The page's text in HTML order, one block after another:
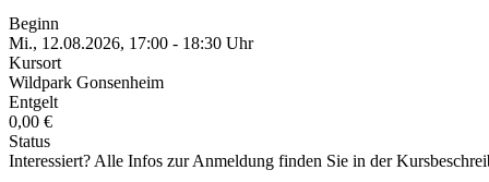
Beginn
Mi., 12.08.2026, 17:00 - 18:30 Uhr
Kursort
Wildpark Gonsenheim
Entgelt
0,00 €
Status
Interessiert? Alle Infos zur Anmeldung finden Sie in der